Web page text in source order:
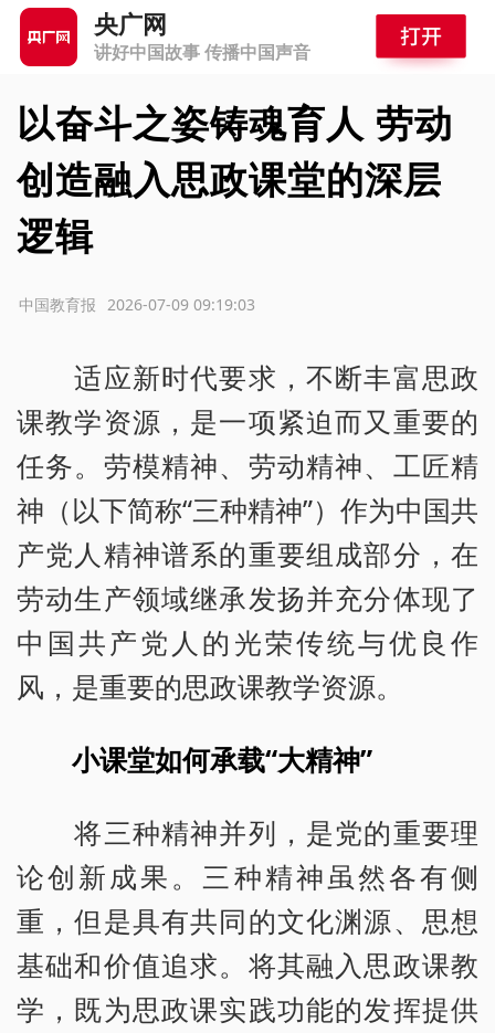
央广网
讲好中国故事 传播中国声音
以奋斗之姿铸魂育人 劳动
创造融入思政课堂的深层
逻辑
2026-07-09 09:19:03
中国教育报
适应新时代要求，不断丰富思政
课教学资源，是一项紧迫而又重要的
任务。劳模精神、劳动精神、工匠精
神（以下简称“三种精神”）作为中国共
产党人精神谱系的重要组成部分，在
劳动生产领域继承发扬并充分体现了
中国共产党人的光荣传统与优良作
风，是重要的思政课教学资源。
小课堂如何承载“大精神”
将三种精神并列，是党的重要理
论创新成果。三种精神虽然各有侧
重，但是具有共同的文化渊源、思想
基础和价值追求。将其融入思政课教
学，既为思政课实践功能的发挥提供